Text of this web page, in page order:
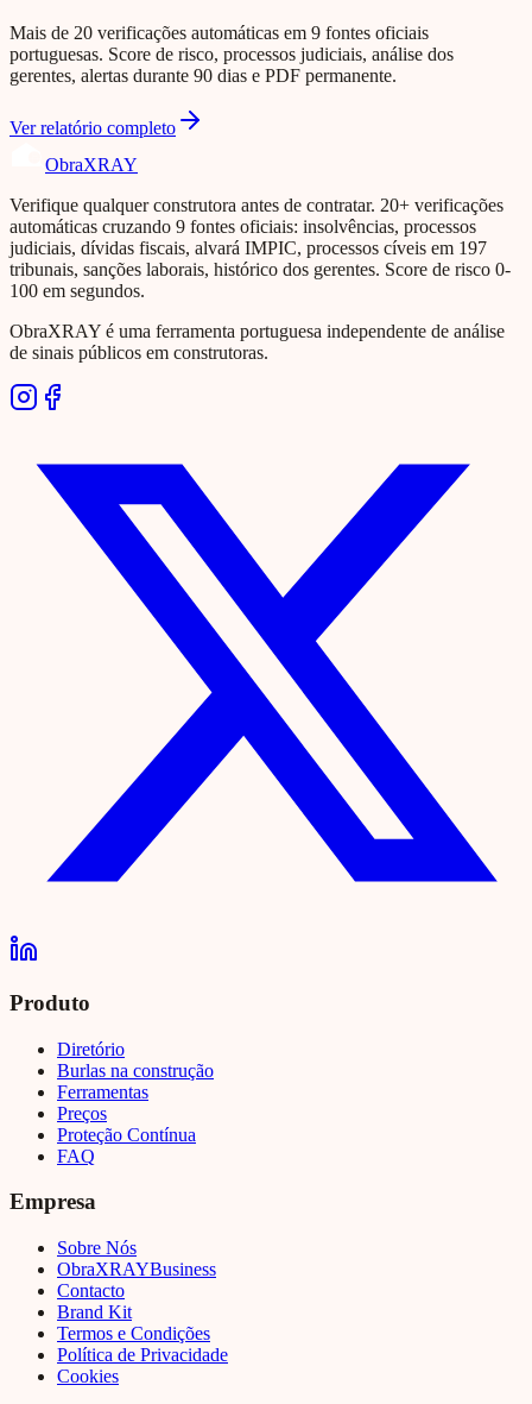
Mais de 20 verificações automáticas em 9 fontes oficiais
portuguesas. Score de risco, processos judiciais, análise dos
gerentes, alertas durante 90 dias e PDF permanente.
Ver relatório completo
ObraXRAY
Verifique qualquer construtora antes de contratar. 20+ verificações
automáticas cruzando 9 fontes oficiais: insolvências, processos
judiciais, dívidas fiscais, alvará IMPIC, processos cíveis em 197
tribunais, sanções laborais, histórico dos gerentes. Score de risco 0-
100 em segundos.
ObraXRAY é uma ferramenta portuguesa independente de análise
de sinais públicos em construtoras.
Produto
Diretório
Burlas na construção
Ferramentas
Preços
Proteção Contínua
FAQ
Empresa
Sobre Nós
ObraXRAYBusiness
Contacto
Brand Kit
Termos e Condições
Política de Privacidade
Cookies